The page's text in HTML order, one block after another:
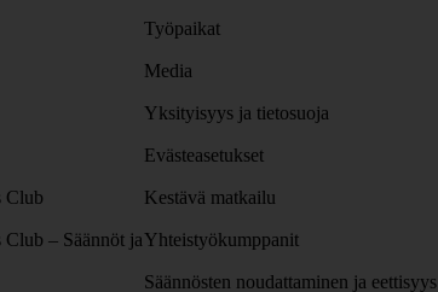
Club
– Säännöt ja
Työpaikat
Media
Yksityisyys ja tietosuoja
Evästeasetukset
Kestävä matkailu
Yhteistyökumppanit
Säännösten noudattaminen ja eettisyys